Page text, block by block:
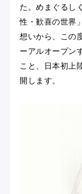
フルーツと
ロン
「ヴルーテ
ピ
ピエール
た。めまぐるし
性・歓喜の世界
想いから、この
ーアルオープン
こと、日本初上
開します。